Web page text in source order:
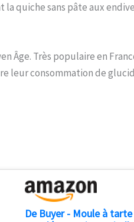
la quiche sans pâte aux
Âge. Très populaire en
leur consommation de
De Buyer - Moule à